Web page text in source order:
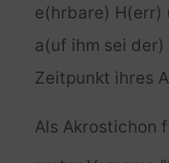
e(hrbare) H(err)
a(uf ihm sei der)
Zeitpunkt ihres
Als Akrostichon